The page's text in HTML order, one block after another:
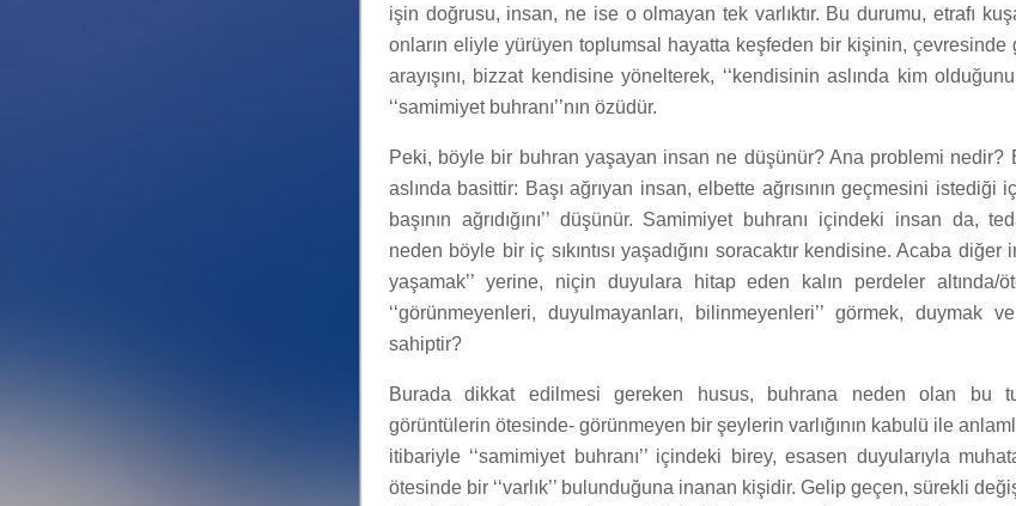
işin doğrusu, insan, ne ise o olmayan tek varlıktır. Bu durumu, etrafı
onların eliyle yürüyen toplumsal hayatta keşfeden bir kişinin, çevresinde
arayışını, bizzat kendisine yönelterek, ‘‘kendisinin aslında kim
‘‘samimiyet buhranı’’nın özüdür.
Peki, böyle bir buhran yaşayan insan ne düşünür? Ana problemi nedir?
aslında basittir: Başı ağrıyan insan, elbette ağrısının geçmesini istediği
başının ağrıdığını’’ düşünür. Samimiyet buhranı içindeki insan da,
neden böyle bir iç sıkıntısı yaşadığını soracaktır kendisine. Acaba diğer
yaşamak’’ yerine, niçin duyulara hitap eden kalın perdeler altında/
‘‘görünmeyenleri, duyulmayanları, bilinmeyenleri’’ görmek, duymak
sahiptir?
Burada dikkat edilmesi gereken husus, buhrana neden olan bu
görüntülerin ötesinde- görünmeyen bir şeylerin varlığının kabulü ile
itibariyle ‘‘samimiyet buhranı’’ içindeki birey, esasen duyularıyla
ötesinde bir ‘‘varlık’’ bulunduğuna inanan kişidir. Gelip geçen, sürekli